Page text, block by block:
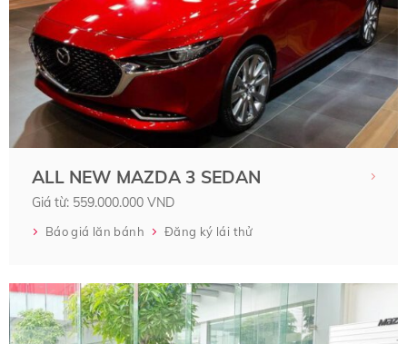
ALL NEW MAZDA 3 SEDAN
Giá từ: 559.000.000 VND
Báo giá lăn bánh Đăng ký lái thử